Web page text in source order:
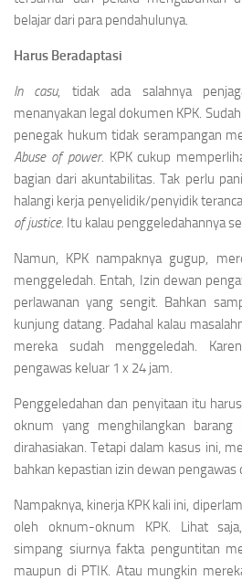
belajar dari para pendahulunya.
Harus Beradaptasi
In casu, tidak ada salahnya
menanyakan legal dokumen KPK.
penegak hukum tidak serampangan
Abuse of power. KPK cukup
bagian dari akuntabilitas. Tak perlu
halangi kerja penyelidik/penyidik
of justice. Itu kalau penggeledahannya
Namun, KPK nampaknya gugup,
menggeledah. Entah, Izin dewan
perlawanan yang sengit. Bahkan
kunjung datang. Padahal kalau
mereka sudah menggeledah.
pengawas keluar 1 x 24 jam.
Penggeledahan dan penyitaan itu
oknum yang menghilangkan barang
dirahasiakan. Tetapi dalam kasus ini,
bahkan kepastian izin dewan pengawas
Nampaknya, kinerja KPK kali ini,
oleh oknum-oknum KPK. Lihat
simpang siurnya fakta penguntitan
maupun di PTIK. Atau mungkin